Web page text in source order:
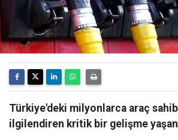
Türkiye'deki milyonlarca araç
ilgilendiren kritik bir gelişme